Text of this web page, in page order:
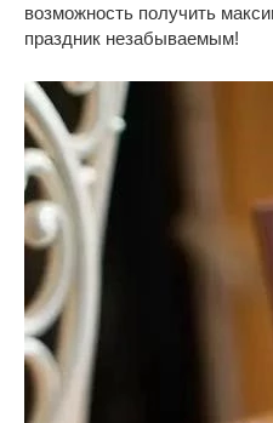
возможность получить
праздник незабываемым!